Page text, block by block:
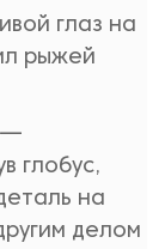
глаз на
рыжей
—
глобус,
на
делом